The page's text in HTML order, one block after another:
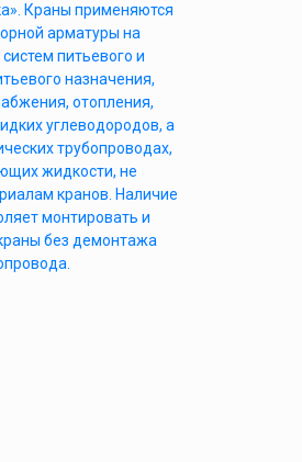
Краны применяются
арматуры на
питьевого и
назначения,
отопления,
углеводородов, а
трубопроводах,
жидкости, не
кранов. Наличие
монтировать и
без демонтажа